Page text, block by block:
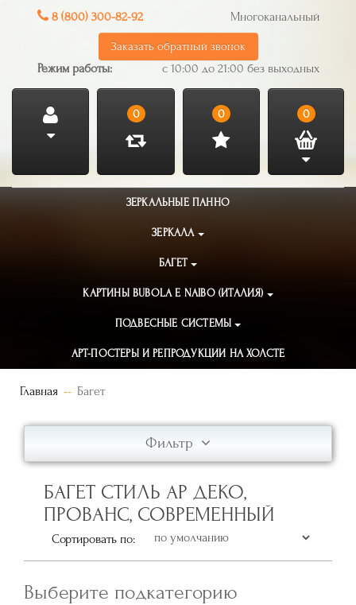
8 (800) 300-82-92 Многоканальный
Заказать обратный звонок
Режим работы: с 10:00 до 21:00 без выходных
0 0 0
ЗЕРКАЛЬНЫЕ ПАННО
ЗЕРКАЛА
БАГЕТ
КАРТИНЫ BUBOLA E NAIBO (ИТАЛИЯ)
ПОДВЕСНЫЕ СИСТЕМЫ
АРТ-ПОСТЕРЫ И РЕПРОДУКЦИИ НА ХОЛСТЕ
Главная Багет
Фильтр
БАГЕТ СТИЛЬ АР ДЕКО,
ПРОВАНС, СОВРЕМЕННЫЙ
Сортировать по:
Выберите подкатегорию